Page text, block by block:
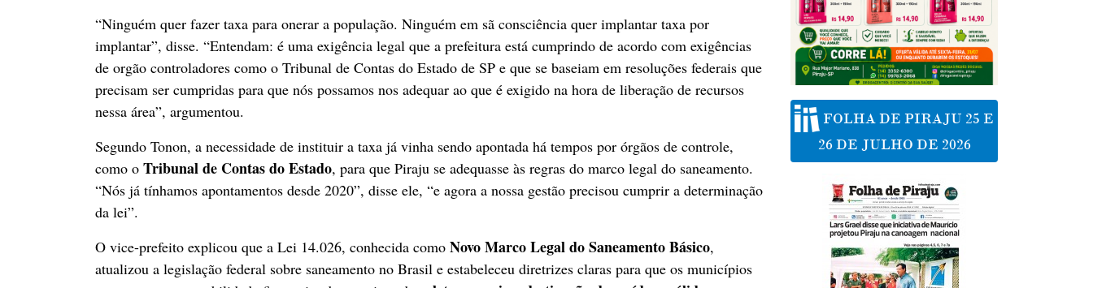
“Ninguém quer fazer taxa para onerar a população. Ninguém em sã consciência quer implantar taxa por
implantar”, disse. “Entendam: é uma exigência legal que a prefeitura está cumprindo de acordo com exigências
de orgão controladores como o Tribunal de Contas do Estado de SP e que se baseiam em resoluções federais que
precisam ser cumpridas para que nós possamos nos adequar ao que é exigido na hora de liberação de recursos
nessa área”, argumentou.
Segundo Tonon, a necessidade de instituir a taxa já vinha sendo apontada há tempos por órgãos de controle,
como o Tribunal de Contas do Estado, para que Piraju se adequasse às regras do marco legal do saneamento.
“Nós já tínhamos apontamentos desde 2020”, disse ele, “e agora a nossa gestão precisou cumprir a determinação
da lei”.
O vice-prefeito explicou que a Lei 14.026, conhecida como Novo Marco Legal do Saneamento Básico,
atualizou a legislação federal sobre saneamento no Brasil e estabeleceu diretrizes claras para que os municípios
FOLHA DE PIRAJU 25 E
26 DE JULHO DE 2026